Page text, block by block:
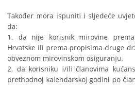
Također mora ispuniti i sljedeće
da:
1. da nije korisnik mirovine
Hrvatske ili prema propisima druge
obveznom mirovinskom osiguranju,
2. da korisniku i/ili članovima
prethodnoj kalendarskoj godini po